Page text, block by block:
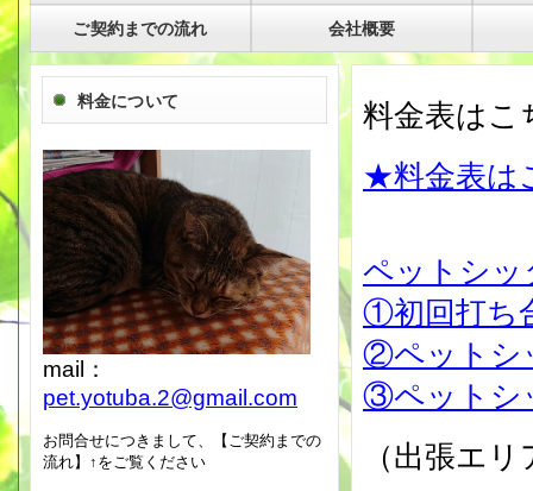
ご契約までの流れ 会社概要
料金表は
★料金表は
ペットシッ
①初回打ち
②ペットシ
③ペット
（出張エ
料金について
mail：
pet.yotuba.2@gmail.com
お問合せにつきまして、【ご契約までの
流れ】↑をご覧ください